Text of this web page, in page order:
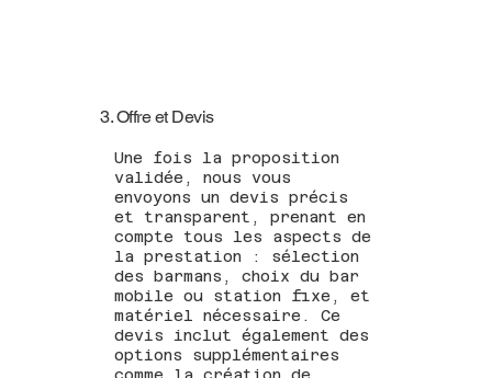
3. Offre et Devis
Une fois la proposition
validée, nous vous
envoyons un devis précis
et transparent, prenant en
compte tous les aspects de
la prestation : sélection
des barmans, choix du bar
mobile ou station fixe, et
matériel nécessaire. Ce
devis inclut également des
options supplémentaires